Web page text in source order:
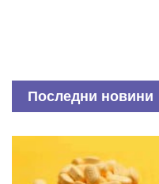
Последни новини